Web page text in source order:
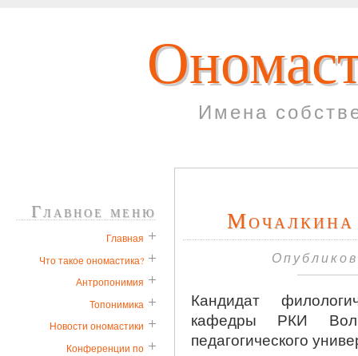
Имена
Мочалкина
Кандидат
кафедры РКИ
педагогического
Главное меню
Главная
Что такое ономастика?
Антропонимия
Топонимика
Новости ономастики
Конференции по